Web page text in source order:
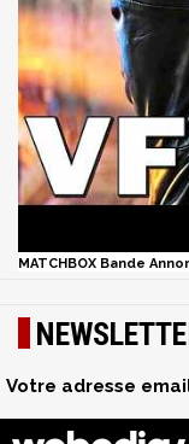
MATCHBOX Bande
Votre adresse